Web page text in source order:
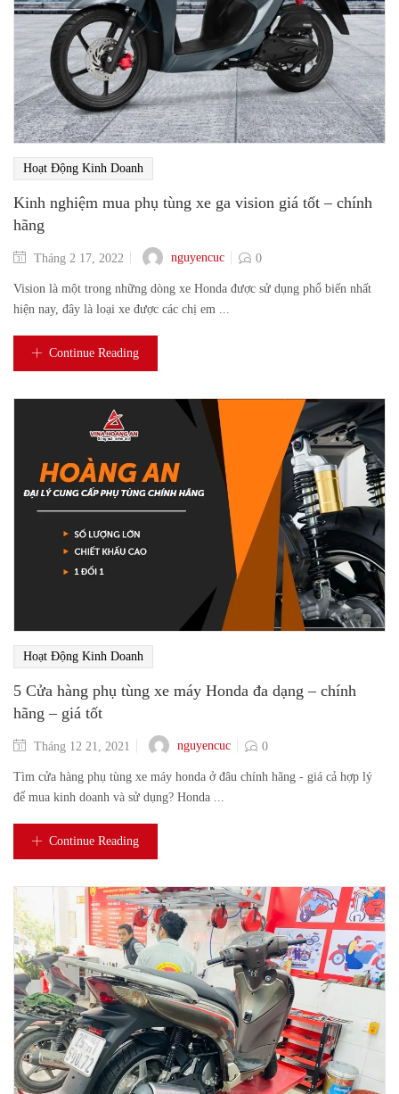
Hoạt Động Kinh Doanh
Kinh nghiệm mua phụ tùng xe ga vision giá tốt – chính
hãng
Tháng 2 17, 2022 nguyencuc 0
Vision là một trong những dòng xe Honda được sử dụng phổ biến nhất
hiện nay, đây là loại xe được các chị em ...
Continue Reading
Hoạt Động Kinh Doanh
5 Cửa hàng phụ tùng xe máy Honda đa dạng – chính
hãng – giá tốt
Tháng 12 21, 2021 nguyencuc 0
Tìm cửa hàng phụ tùng xe máy honda ở đâu chính hãng - giá cả hợp lý
để mua kinh doanh và sử dụng? Honda ...
Continue Reading